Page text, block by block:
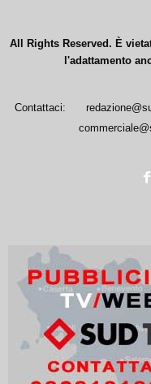
All Rights Reserved. È
l'adattamento
Contattaci: